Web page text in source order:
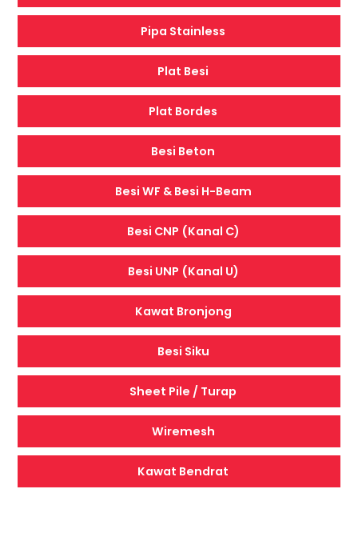
Pipa Stainless
Plat Besi
Plat Bordes
Besi Beton
Besi WF & Besi H-Beam
Besi CNP (Kanal C)
Besi UNP (Kanal U)
Kawat Bronjong
Besi Siku
Sheet Pile / Turap
Wiremesh
Kawat Bendrat